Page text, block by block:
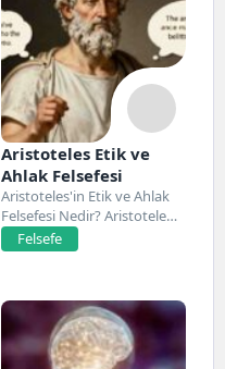
Aristoteles Etik ve
Ahlak Felsefesi
Aristoteles'in Etik ve Ahlak
Felsefesi Nedir? Aristoteles,
Antik Yunan felsefesinin...
Felsefe